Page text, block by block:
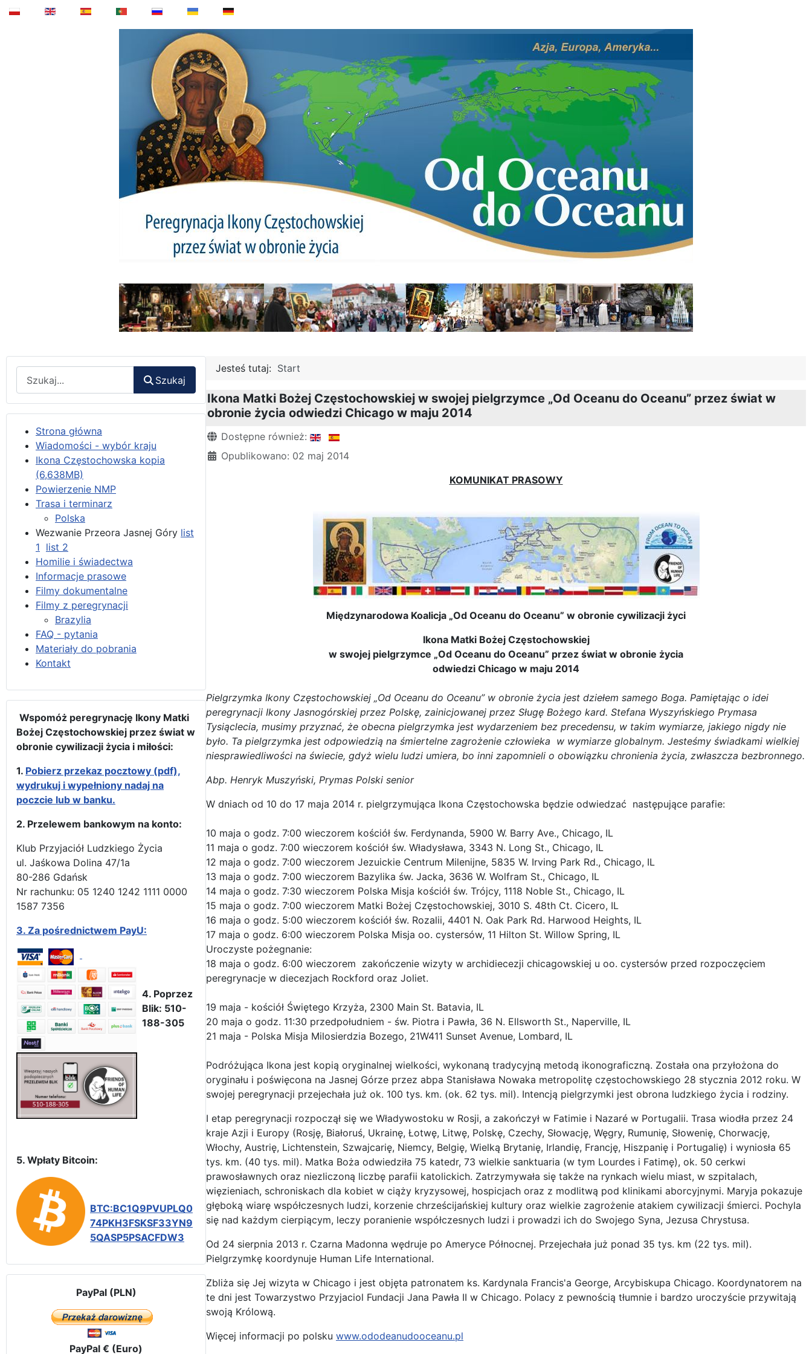
Szukaj
Strona główna
Wiadomości - wybór kraju
Ikona Częstochowska kopia
(6,638MB)
Powierzenie NMP
Trasa i terminarz
Polska
Wezwanie Przeora Jasnej Góry list
1 list 2
Homilie i świadectwa
Informacje prasowe
Filmy dokumentalne
Filmy z peregrynacji
Brazylia
FAQ - pytania
Materiały do pobrania
Kontakt
Wspomóż peregrynację Ikony Matki
Bożej Częstochowskiej przez świat w
obronie cywilizacji życia i miłości:
1. Pobierz przekaz pocztowy (pdf),
wydrukuj i wypełniony nadaj na
poczcie lub w banku.
2. Przelewem bankowym na konto:
Klub Przyjaciół Ludzkiego Życia
ul. Jaśkowa Dolina 47/1a
80-286 Gdańsk
Nr rachunku: 05 1240 1242 1111 0000
1587 7356
3. Za pośrednictwem PayU:
4. Poprzez
Blik: 510-
188-305
5. Wpłaty Bitcoin:
BTC:BC1Q9PVUPLQ0
74PKH3FSKSF33YN9
5QASP5PSACFDW3
PayPal (PLN)
PayPal € (Euro)
Jesteś tutaj: Start
Ikona Matki Bożej Częstochowskiej w swojej pielgrzymce „Od Oceanu do Oceanu” przez świat w
obronie życia odwiedzi Chicago w maju 2014
Szczegóły
Dostępne również:
Opublikowano: 02 maj 2014
KOMUNIKAT PRASOWY
Międzynarodowa Koalicja „Od Oceanu do Oceanu” w obronie cywilizacji życi
Ikona Matki Bożej Częstochowskiej
w swojej pielgrzymce „Od Oceanu do Oceanu” przez świat w obronie życia
odwiedzi Chicago w maju 2014
Pielgrzymka Ikony Częstochowskiej „Od Oceanu do Oceanu” w obronie życia jest dziełem samego Boga. Pamiętając o idei
peregrynacji Ikony Jasnogórskiej przez Polskę, zainicjowanej przez Sługę Bożego kard. Stefana Wyszyńskiego Prymasa
Tysiąclecia, musimy przyznać, że obecna pielgrzymka jest wydarzeniem bez precedensu, w takim wymiarze, jakiego nigdy nie
było. Ta pielgrzymka jest odpowiedzią na śmiertelne zagrożenie człowieka w wymiarze globalnym. Jesteśmy świadkami wielkiej
niesprawiedliwości na świecie, gdyż wielu ludzi umiera, bo inni zapomnieli o obowiązku chronienia życia, zwłaszcza bezbronnego.
Abp. Henryk Muszyński, Prymas Polski senior
W dniach od 10 do 17 maja 2014 r. pielgrzymująca Ikona Częstochowska będzie odwiedzać następujące parafie:
10 maja o godz. 7:00 wieczorem kościół św. Ferdynanda, 5900 W. Barry Ave., Chicago, IL
11 maja o godz. 7:00 wieczorem kościół św. Władysława, 3343 N. Long St., Chicago, IL
12 maja o godz. 7:00 wieczorem Jezuickie Centrum Milenijne, 5835 W. Irving Park Rd., Chicago, IL
13 maja o godz. 7:00 wieczorem Bazylika św. Jacka, 3636 W. Wolfram St., Chicago, IL
14 maja o godz. 7:30 wieczorem Polska Misja kościół św. Trójcy, 1118 Noble St., Chicago, IL
15 maja o godz. 7:00 wieczorem Matki Bożej Częstochowskiej, 3010 S. 48th Ct. Cicero, IL
16 maja o godz. 5:00 wieczorem kościół św. Rozalii, 4401 N. Oak Park Rd. Harwood Heights, IL
17 maja o godz. 6:00 wieczorem Polska Misja oo. cystersów, 11 Hilton St. Willow Spring, IL
Uroczyste pożegnanie:
18 maja o godz. 6:00 wieczorem zakończenie wizyty w archidiecezji chicagowskiej u oo. cystersów przed rozpoczęciem
peregrynacje w diecezjach Rockford oraz Joliet.
19 maja - kościół Świętego Krzyża, 2300 Main St. Batavia, IL
20 maja o godz. 11:30 przedpołudniem - św. Piotra i Pawła, 36 N. Ellsworth St., Naperville, IL
21 maja - Polska Misja Milosierdzia Bozego, 21W411 Sunset Avenue, Lombard, IL
Podróżująca Ikona jest kopią oryginalnej wielkości, wykonaną tradycyjną metodą ikonograficzną. Została ona przyłożona do
oryginału i poświęcona na Jasnej Górze przez abpa Stanisława Nowaka metropolitę częstochowskiego 28 stycznia 2012 roku. W
swojej peregrynacji przejechała już ok. 100 tys. km. (ok. 62 tys. mil). Intencją pielgrzymki jest obrona ludzkiego życia i rodziny.
I etap peregrynacji rozpoczął się we Władywostoku w Rosji, a zakończył w Fatimie i Nazaré w Portugalii. Trasa wiodła przez 24
kraje Azji i Europy (Rosję, Białoruś, Ukrainę, Łotwę, Litwę, Polskę, Czechy, Słowację, Węgry, Rumunię, Słowenię, Chorwację,
Włochy, Austrię, Lichtenstein, Szwajcarię, Niemcy, Belgię, Wielką Brytanię, Irlandię, Francję, Hiszpanię i Portugalię) i wyniosła 65
tys. km. (40 tys. mil). Matka Boża odwiedziła 75 katedr, 73 wielkie sanktuaria (w tym Lourdes i Fatimę), ok. 50 cerkwi
prawosławnych oraz niezliczoną liczbę parafii katolickich. Zatrzymywała się także na rynkach wielu miast, w szpitalach,
więzieniach, schroniskach dla kobiet w ciąży kryzysowej, hospicjach oraz z modlitwą pod klinikami aborcyjnymi. Maryja pokazuje
głęboką wiarę współczesnych ludzi, korzenie chrześcijańskiej kultury oraz wielkie zagrożenie atakiem cywilizacji śmierci. Pochyla
się nad każdym cierpiącym, leczy poranienie współczesnych ludzi i prowadzi ich do Swojego Syna, Jezusa Chrystusa.
Od 24 sierpnia 2013 r. Czarna Madonna wędruje po Ameryce Północnej. Przejechała już ponad 35 tys. km (22 tys. mil).
Pielgrzymkę koordynuje Human Life International.
Zbliża się Jej wizyta w Chicago i jest objęta patronatem ks. Kardynala Francis'a George, Arcybiskupa Chicago. Koordynatorem na
te dni jest Towarzystwo Przyjaciol Fundacji Jana Pawła II w Chicago. Polacy z pewnością tłumnie i bardzo uroczyście przywitają
swoją Królową.
Więcej informacji po polsku www.ododeanudooceanu.pl